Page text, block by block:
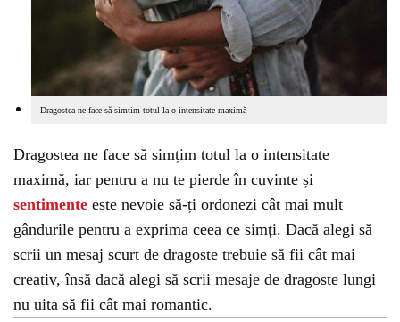
Dragostea ne face să simțim totul la o intensitate maximă
Dragostea ne face să simțim totul la o intensitate
maximă, iar pentru a nu te pierde în cuvinte și
sentimente este nevoie să-ți ordonezi cât mai mult
gândurile pentru a exprima ceea ce simți. Dacă alegi să
scrii un mesaj scurt de dragoste trebuie să fii cât mai
creativ, însă dacă alegi să scrii mesaje de dragoste lungi
nu uita să fii cât mai romantic.